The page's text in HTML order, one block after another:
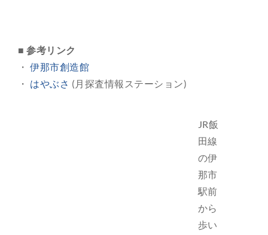
■ 参考リンク
・ 伊那市創造館
・ はやぶさ (月探査情報ステーション)
JR飯
田線
の伊
那市
駅前
から
歩い